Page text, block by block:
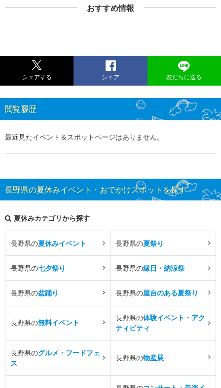
おすすめ情報
シェアする シェア 友だちに送る
閲覧履歴
最近見たイベント＆スポットページはありません。
長野県の夏休みイベント・おでかけスポットを探す
夏休みカテゴリから探す
長野県の夏休みイベント 長野県の夏祭り
長野県の七夕祭り 長野県の縁日・納涼祭
長野県の盆踊り 長野県の屋台のある夏祭り
長野県の無料イベント
長野県の体験イベント・アク
ティビティ
長野県のグルメ・フードフェ
ス
長野県の物産展